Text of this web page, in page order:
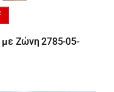
με Ζώνη 2785-05-